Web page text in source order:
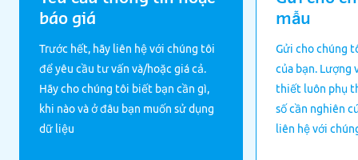
báo giá
Trước hết, hãy liên hệ với chúng tôi
để yêu cầu tư vấn và/hoặc giá cả.
Hãy cho chúng tôi biết bạn cần gì,
khi nào và ở đâu bạn muốn sử dụng
dữ liệu
mẫu
Gửi cho chúng
của bạn. Lượng
thiết luôn phụ
số cần nghiên
liên hệ với